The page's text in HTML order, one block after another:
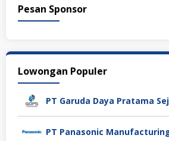
Pesan Sponsor
Lowongan Populer
PT Garuda Daya Pratama
PT Panasonic